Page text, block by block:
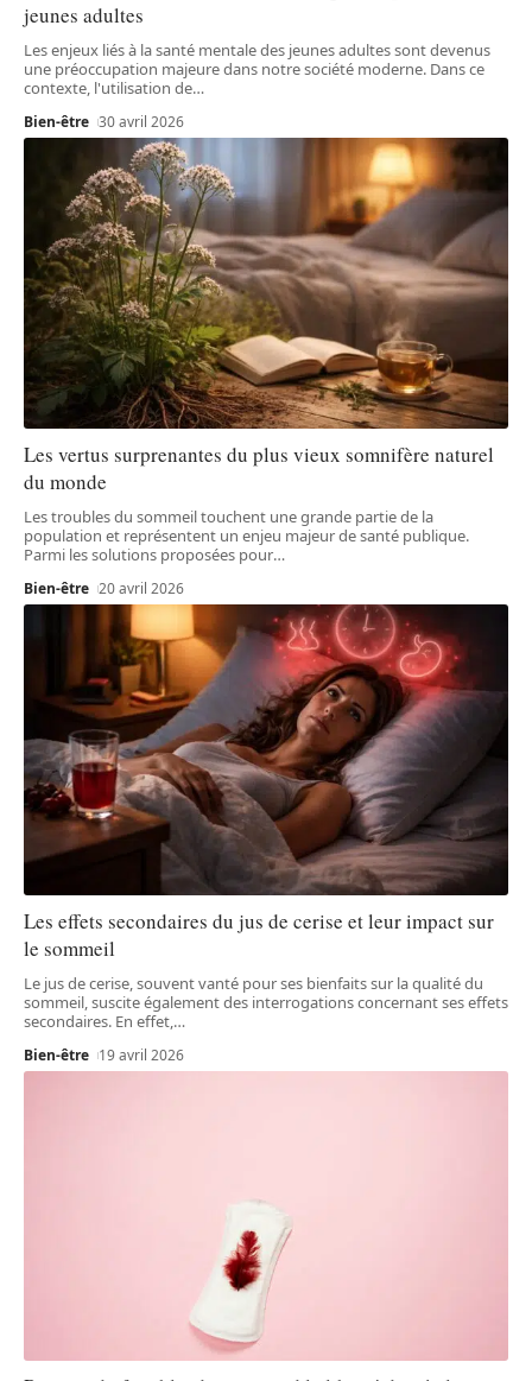
jeunes adultes
Les enjeux liés à la santé mentale des jeunes adultes sont devenus
une préoccupation majeure dans notre société moderne. Dans ce
contexte, l'utilisation de…
Bien-être 30 avril 2026
Les vertus surprenantes du plus vieux somnifère naturel
du monde
Les troubles du sommeil touchent une grande partie de la
population et représentent un enjeu majeur de santé publique.
Parmi les solutions proposées pour…
Bien-être 20 avril 2026
Les effets secondaires du jus de cerise et leur impact sur
le sommeil
Le jus de cerise, souvent vanté pour ses bienfaits sur la qualité du
sommeil, suscite également des interrogations concernant ses effets
secondaires. En effet, …
Bien-être 19 avril 2026